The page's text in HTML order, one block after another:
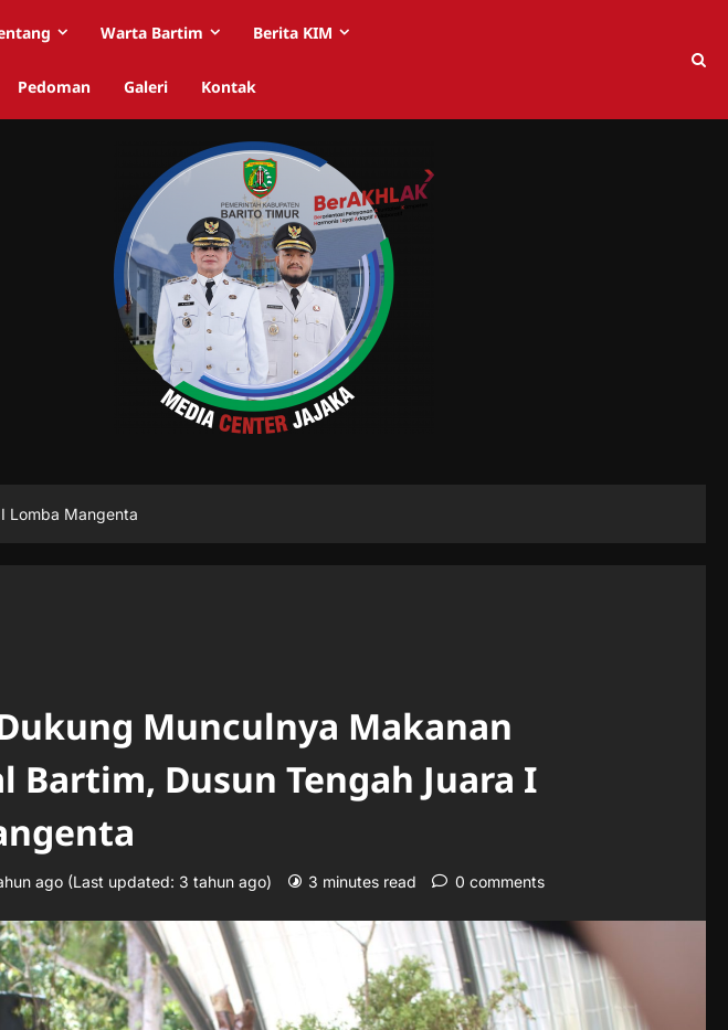
Warta Bartim Berita KIM
Pedoman Galeri Kontak
Lomba Mangenta
Munculnya Makanan
Bartim, Dusun Tengah Juara I
ago (Last updated: 3 tahun ago) 3 minutes read 0 comments